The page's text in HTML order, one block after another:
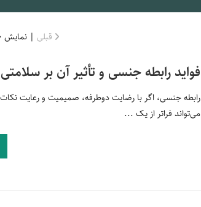
قبلی | نمایش 10 رکورد از 1 تا 10 |
فواید رابطه جنسی و تأثیر آن بر سلامتی
رابطه جنسی، اگر با رضایت دوطرفه، صمیمیت و رعایت نکات
می‌تواند فراتر از یک ...